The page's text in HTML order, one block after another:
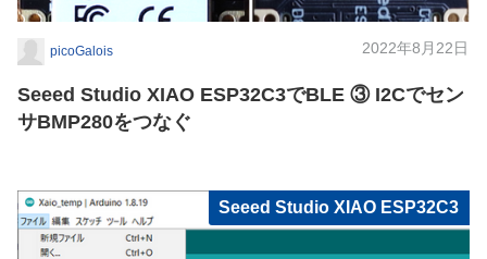
picoGalois 2022年8月22日
Seeed Studio XIAO ESP32C3でBLE ③ I2Cでセン
サBMP280をつなぐ
Seeed Studio XIAO ESP32C3